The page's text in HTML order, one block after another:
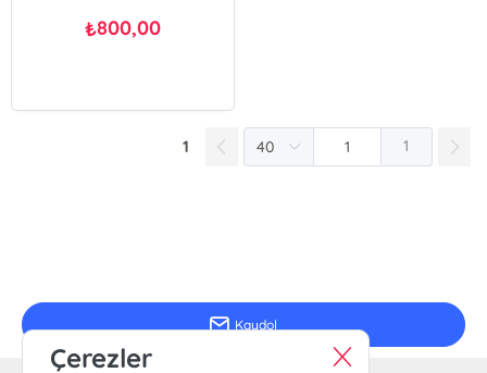
₺800,00
1 1
Kaydol
Çerezler